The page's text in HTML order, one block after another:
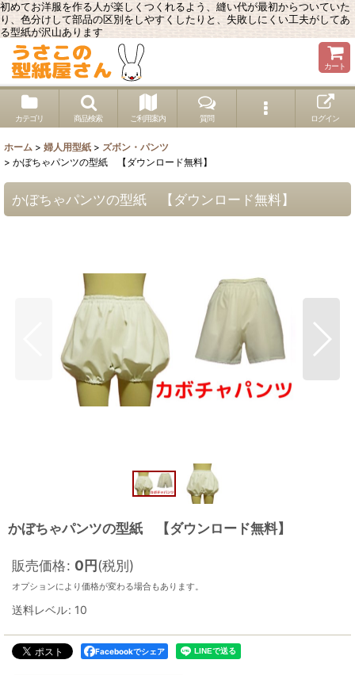
初めてお洋服を作る人が楽しくつくれるよう、縫い代が最初からついていた
り、色分けして部品の区別をしやすくしたりと、失敗しにくい工夫がしてあ
る型紙が沢山あります
カート
カテゴリ 商品検索 ご利用案内 質問 ログイン
ホーム > 婦人用型紙 > ズボン・パンツ
> かぼちゃパンツの型紙 【ダウンロード無料】
かぼちゃパンツの型紙 【ダウンロード無料】
かぼちゃパンツの型紙 【ダウンロード無料】
販売価格: 0円(税別)
オプションにより価格が変わる場合もあります。
送料レベル: 10
Facebookでシェア